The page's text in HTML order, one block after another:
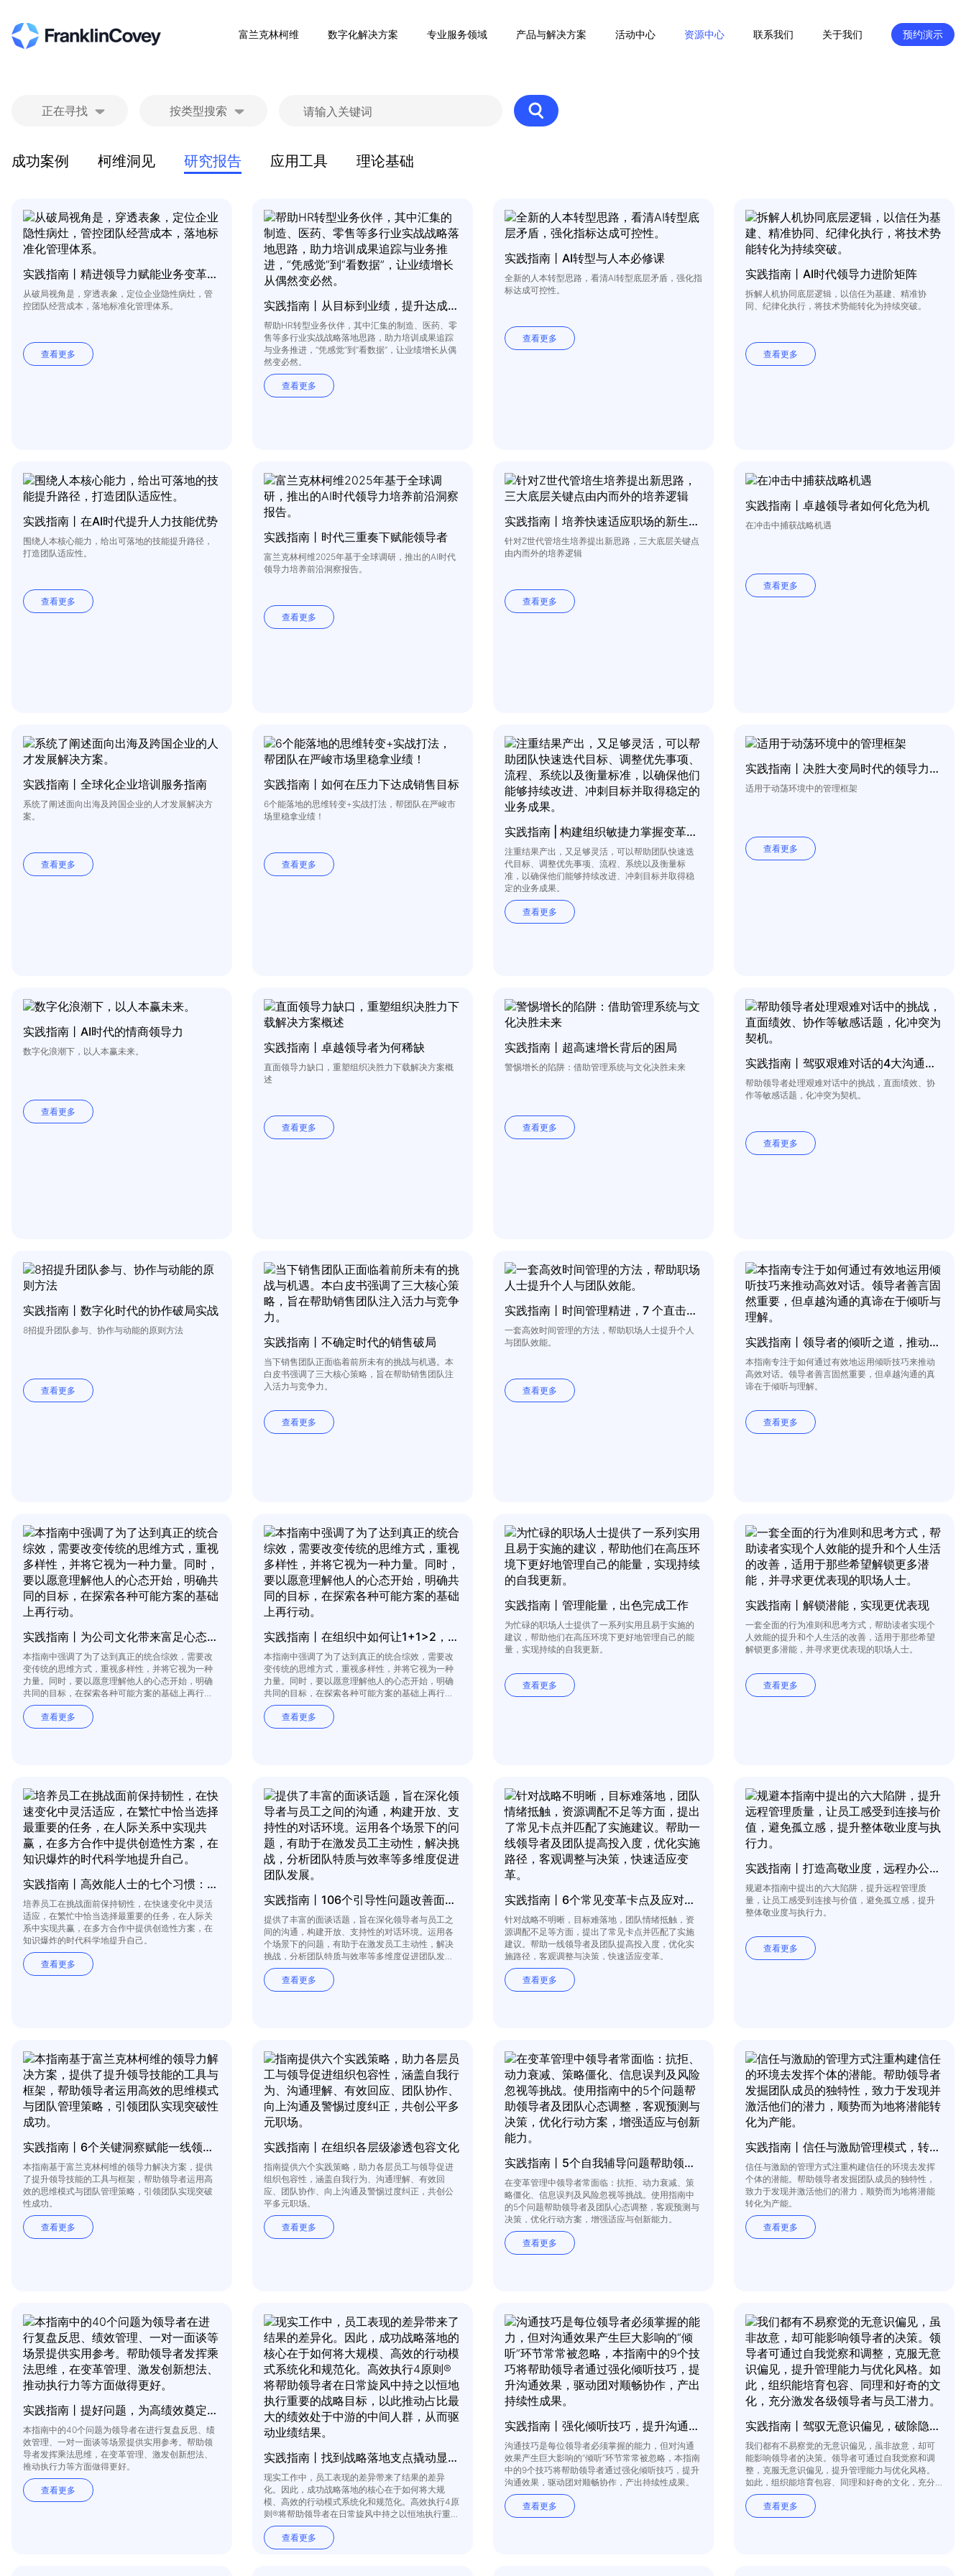
预约演示
关于我们
联系我们
资源中心
活动中心
产品与解决方案
专业服务领域
数字化解决方案
富兰克林柯维
成功案例 柯维洞见 研究报告 应用工具 理论基础
实践指南丨精进领导力赋能业务变革常态化
从破局视角是，穿透表象，定位企业隐性病灶，管
控团队经营成本，落地标准化管理体系。
查看更多
实践指南丨从目标到业绩，提升达成可控性
帮助HR转型业务伙伴，其中汇集的制造、医药、零
售等多行业实战战略落地思路，助力培训成果追踪
与业务推进，“凭感觉”到“看数据”，让业绩增长从偶
然变必然。
查看更多
实践指南丨AI转型与人本必修课
全新的人本转型思路，看清AI转型底层矛盾，强化指
标达成可控性。
查看更多
实践指南丨AI时代领导力进阶矩阵
拆解人机协同底层逻辑，以信任为基建、精准协
同、纪律化执行，将技术势能转化为持续突破。
查看更多
实践指南丨在AI时代提升人力技能优势
围绕人本核心能力，给出可落地的技能提升路径，
打造团队适应性。
查看更多
实践指南丨时代三重奏下赋能领导者
富兰克林柯维2025年基于全球调研，推出的AI时代
领导力培养前沿洞察报告。
查看更多
实践指南丨培养快速适应职场的新生力量
针对Z世代管培生培养提出新思路，三大底层关键点
由内而外的培养逻辑
查看更多
实践指南丨卓越领导者如何化危为机
在冲击中捕获战略机遇
查看更多
实践指南丨全球化企业培训服务指南
系统了阐述面向出海及跨国企业的人才发展解决方
案。
查看更多
实践指南丨如何在压力下达成销售目标
6个能落地的思维转变+实战打法，帮团队在严峻市
场里稳拿业绩！
查看更多
实践指南 | 构建组织敏捷力掌握变革主动权
注重结果产出，又足够灵活，可以帮助团队快速迭
代目标、调整优先事项、流程、系统以及衡量标
准，以确保他们能够持续改进、冲刺目标并取得稳
定的业务成果。
查看更多
实践指南丨决胜大变局时代的领导力新框架
适用于动荡环境中的管理框架
查看更多
实践指南丨AI时代的情商领导力
数字化浪潮下，以人本赢未来。
查看更多
实践指南丨卓越领导者为何稀缺
直面领导力缺口，重塑组织决胜力下载解决方案概
述
查看更多
实践指南丨超高速增长背后的困局
警惕增长的陷阱：借助管理系统与文化决胜未来
查看更多
实践指南丨驾驭艰难对话的4大沟通策略
帮助领导者处理艰难对话中的挑战，直面绩效、协
作等敏感话题，化冲突为契机。
查看更多
实践指南丨数字化时代的协作破局实战
8招提升团队参与、协作与动能的原则方法
查看更多
实践指南丨不确定时代的销售破局
当下销售团队正面临着前所未有的挑战与机遇。本
白皮书强调了三大核心策略，旨在帮助销售团队注
入活力与竞争力。
查看更多
实践指南丨时间管理精进，7 个直击要事本质的进阶法则
一套高效时间管理的方法，帮助职场人士提升个人
与团队效能。
查看更多
实践指南丨领导者的倾听之道，推动高效对话的九大要诀
本指南专注于如何通过有效地运用倾听技巧来推动
高效对话。领导者善言固然重要，但卓越沟通的真
谛在于倾听与理解。
查看更多
实践指南丨为公司文化带来富足心态：双赢思维
本指南中强调了为了达到真正的统合综效，需要改
变传统的思维方式，重视多样性，并将它视为一种
力量。同时，要以愿意理解他人的心态开始，明确
共同的目标，在探索各种可能方案的基础上再行
动。
查看更多
实践指南丨在组织中如何让1+1>2，统合综效
本指南中强调了为了达到真正的统合综效，需要改
变传统的思维方式，重视多样性，并将它视为一种
力量。同时，要以愿意理解他人的心态开始，明确
共同的目标，在探索各种可能方案的基础上再行
动。
查看更多
实践指南丨管理能量，出色完成工作
为忙碌的职场人士提供了一系列实用且易于实施的
建议，帮助他们在高压环境下更好地管理自己的能
量，实现持续的自我更新。
查看更多
实践指南丨解锁潜能，实现更优表现
一套全面的行为准则和思考方式，帮助读者实现个
人效能的提升和个人生活的改善，适用于那些希望
解锁更多潜能，并寻求更优表现的职场人士。
查看更多
实践指南丨高效能人士的七个习惯：关键原则概览与实践
培养员工在挑战面前保持韧性，在快速变化中灵活
适应，在繁忙中恰当选择最重要的任务，在人际关
系中实现共赢，在多方合作中提供创造性方案，在
知识爆炸的时代科学地提升自己。
查看更多
实践指南丨106个引导性问题改善面谈效果
提供了丰富的面谈话题，旨在深化领导者与员工之
间的沟通，构建开放、支持性的对话环境。运用各
个场景下的问题，有助于在激发员工主动性，解决
挑战，分析团队特质与效率等多维度促进团队发
展。
查看更多
实践指南丨6个常见变革卡点及应对方法
针对战略不明晰，目标难落地，团队情绪抵触，资
源调配不足等方面，提出了常见卡点并匹配了实施
建议。帮助一线领导者及团队提高投入度，优化实
施路径，客观调整与决策，快速适应变革。
查看更多
实践指南丨打造高敬业度，远程办公团队
规避本指南中提出的六大陷阱，提升远程管理质
量，让员工感受到连接与价值，避免孤立感，提升
整体敬业度与执行力。
查看更多
实践指南丨6个关键洞察赋能一线领导者
本指南基于富兰克林柯维的领导力解决方案，提供
了提升领导技能的工具与框架，帮助领导者运用高
效的思维模式与团队管理策略，引领团队实现突破
性成功。
查看更多
实践指南丨在组织各层级渗透包容文化
指南提供六个实践策略，助力各层员工与领导促进
组织包容性，涵盖自我行为、沟通理解、有效回
应、团队协作、向上沟通及警惕过度纠正，共创公
平多元职场。
查看更多
实践指南丨5个自我辅导问题帮助领导者善应变革
在变革管理中领导者常面临：抗拒、动力衰减、策
略僵化、信息误判及风险忽视等挑战。使用指南中
的5个问题帮助领导者及团队心态调整，客观预测与
决策，优化行动方案，增强适应与创新能力。
查看更多
实践指南丨信任与激励管理模式，转潜能为动力
信任与激励的管理方式注重构建信任的环境去发挥
个体的潜能。帮助领导者发掘团队成员的独特性，
致力于发现并激活他们的潜力，顺势而为地将潜能
转化为产能。
查看更多
实践指南丨提好问题，为高绩效奠定基础
本指南中的40个问题为领导者在进行复盘反思、绩
效管理、一对一面谈等场景提供实用参考。帮助领
导者发挥乘法思维，在变革管理、激发创新想法、
推动执行力等方面做得更好。
查看更多
实践指南丨找到战略落地支点撬动显著增长
现实工作中，员工表现的差异带来了结果的差异
化。因此，成功战略落地的核心在于如何将大规
模、高效的行动模式系统化和规范化。高效执行4原
则®将帮助领导者在日常旋风中持之以恒地执行重要
的战略目标，以此推动占比最大的绩效处于中游的
中间人群，从而驱动业绩结果。
查看更多
实践指南丨强化倾听技巧，提升沟通质量
沟通技巧是每位领导者必须掌握的能力，但对沟通
效果产生巨大影响的“倾听”环节常常被忽略，本指南
中的9个技巧将帮助领导者通过强化倾听技巧，提升
沟通效果，驱动团对顺畅协作，产出持续性成果。
查看更多
实践指南丨驾驭无意识偏见，破除隐形壁垒
我们都有不易察觉的无意识偏见，虽非故意，却可
能影响领导者的决策。领导者可通过自我觉察和调
整，克服无意识偏见，提升管理能力与优化风格。
如此，组织能培育包容、同理和好奇的文化，充分
激发各级领导者与员工潜力。
查看更多